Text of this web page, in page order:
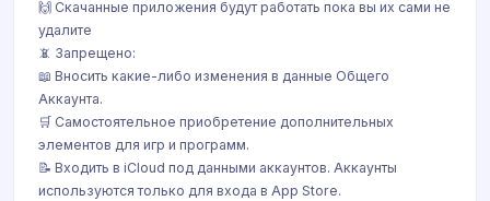
🙌 Скачанные приложения будут работать пока вы их сами не
удалите
📵 Запрещено:
📖 Вносить какие-либо изменения в данные Общего
Аккаунта.
🛒 Самостоятельное приобретение дополнительных
элементов для игр и программ.
📝 Входить в iCloud под данными аккаунтов. Аккаунты
используются только для входа в App Store.